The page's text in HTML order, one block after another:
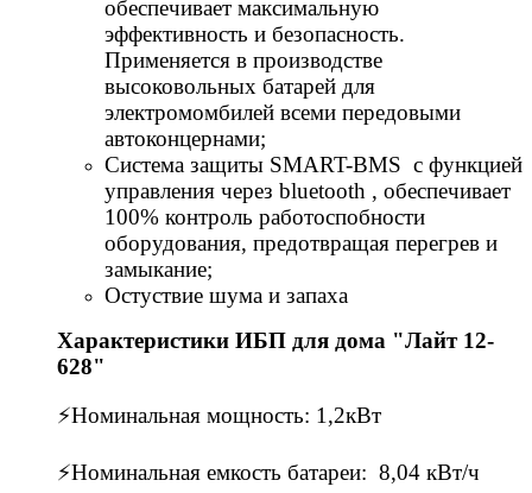
обеспечивает максимальную
эффективность и безопасность.
Применяется в производcтве
высоковольных батарей для
электромомбилей всеми передовыми
автоконцернами;
Система защиты SMART-ВМS c функцией
управления через bluеtооth , обеспечивает
100% контроль работоспобности
оборудования, предотвращая перегрев и
замыкание;
Остуствие шума и запаха
Характеристики ИБП для дома "Лайт 12-
628"
⚡Номинальная мощность: 1,2кВт
⚡Номинальная емкость батареи: 8,04 кВт/ч